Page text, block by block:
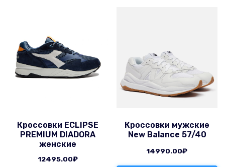
Кроссовки ECLIPSE
PREMIUM DIADORA
женские
12495.00₽
Кроссовки мужские
New Balance 57/40
14990.00₽